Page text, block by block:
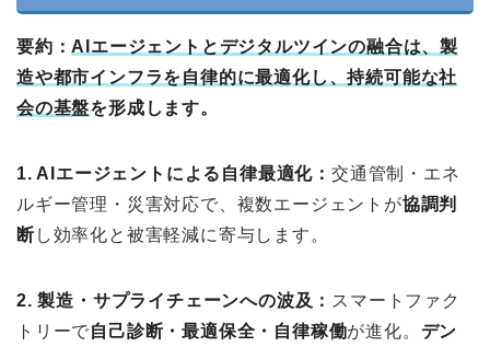
要約： AIエージェントとデジタルツインの融合は、製
造や都市インフラを自律的に最適化し、持続可能な社
会の基盤を形成します。
1. AIエージェントによる自律最適化： 交通管制・エネ
ルギー管理・災害対応で、複数エージェントが協調判
断し効率化と被害軽減に寄与します。
2. 製造・サプライチェーンへの波及： スマートファク
トリーで自己診断・最適保全・自律稼働が進化。 デン